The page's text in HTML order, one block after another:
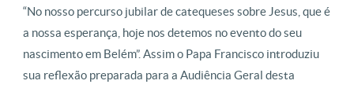
“No nosso percurso jubilar de catequeses sobre Jesus, que é
a nossa esperança, hoje nos detemos no evento do seu
nascimento em Belém”. Assim o Papa Francisco introduziu
sua reflexão preparada para a Audiência Geral desta